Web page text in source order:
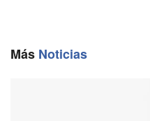
o
a
Más Noticias